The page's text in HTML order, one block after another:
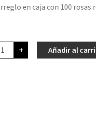
en caja con 100 rosas
+ Añadir al